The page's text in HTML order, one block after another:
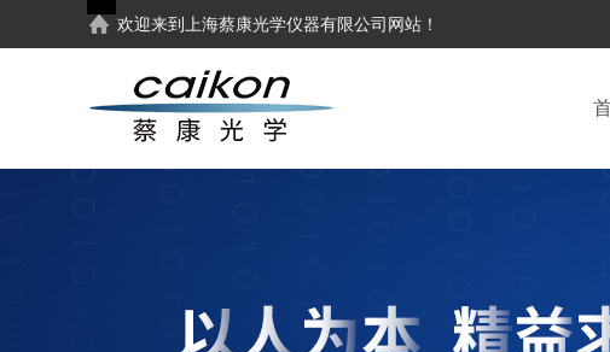
欢迎来到 上海蔡康光学仪器有限公司 网站！